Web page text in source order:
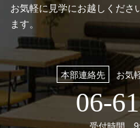
お気軽に見学にお越しくださ
ます。
本部連絡先 お気
06-